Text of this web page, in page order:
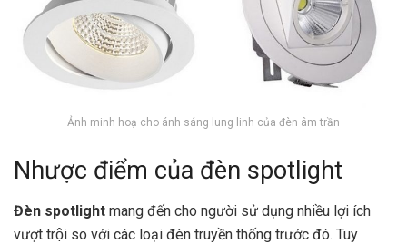
Ảnh minh hoạ cho ánh sáng lung linh của đèn âm trần
Nhược điểm của đèn spotlight
Đèn spotlight mang đến cho người sử dụng nhiều lợi ích
vượt trội so với các loại đèn truyền thống trước đó. Tuy